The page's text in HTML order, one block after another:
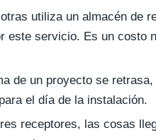
utiliza un almacén de
servicio. Es un costo
de un proyecto se
el día de la instalación.
receptores, las cosas